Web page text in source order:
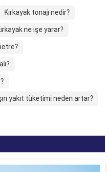
Kırkayak tonajı nedir?
ne işe yarar?
yakıt tüketimi neden artar?